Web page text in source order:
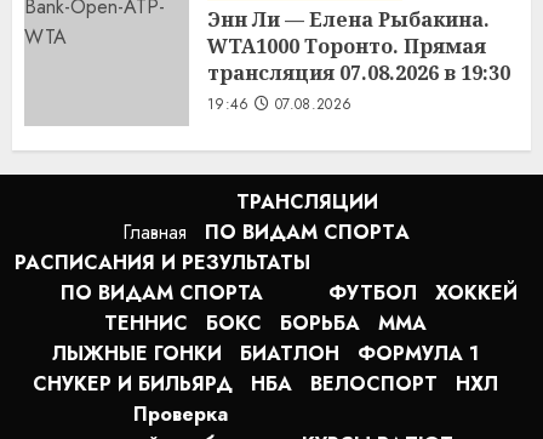
Энн Ли — Елена Рыбакина.
WTA1000 Торонто. Прямая
трансляция 07.08.2026 в 19:30
19:46 07.08.2026
Главная
ТРАНСЛЯЦИИ
ПО ВИДАМ СПОРТA
РАСПИСАНИЯ И РЕЗУЛЬТАТЫ
ПО ВИДАМ СПОРТА
ФУТБОЛ
ХОККЕЙ
ТЕННИС
БОКС БОРЬБА
MMA
ЛЫЖНЫЕ ГОНКИ
БИАТЛОН
ФОРМУЛА 1
СНУКЕР И БИЛЬЯРД
НБА ВЕЛОСПОРТ
НХЛ
Проверка